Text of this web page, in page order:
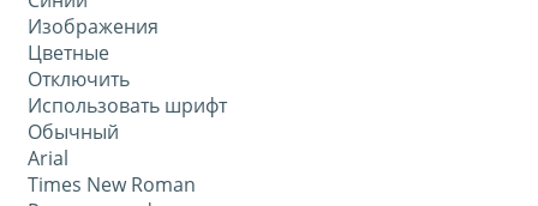
Изображения
Цветные
Отключить
Использовать шрифт
Обычный
Arial
Times New Roman